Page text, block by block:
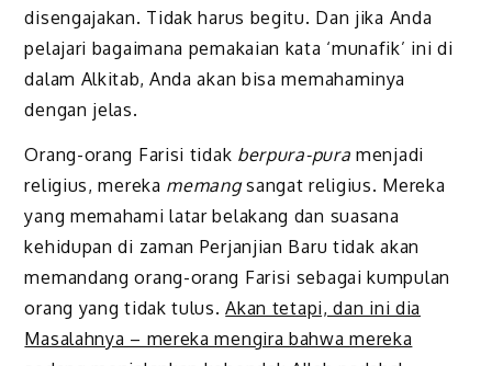
disengajakan. Tidak harus begitu. Dan jika Anda
pelajari bagaimana pemakaian kata ‘munafik’ ini di
dalam Alkitab, Anda akan bisa memahaminya
dengan jelas.
Orang-orang Farisi tidak berpura-puramenjadi
religius, mereka memangsangat religius. Mereka
yang memahami latar belakang dan suasana
kehidupan di zaman Perjanjian Baru tidak akan
memandang orang-orang Farisi sebagai kumpulan
orang yang tidak tulus.Akan tetapi, dan ini dia
Masalahnya – mereka mengira bahwa mereka